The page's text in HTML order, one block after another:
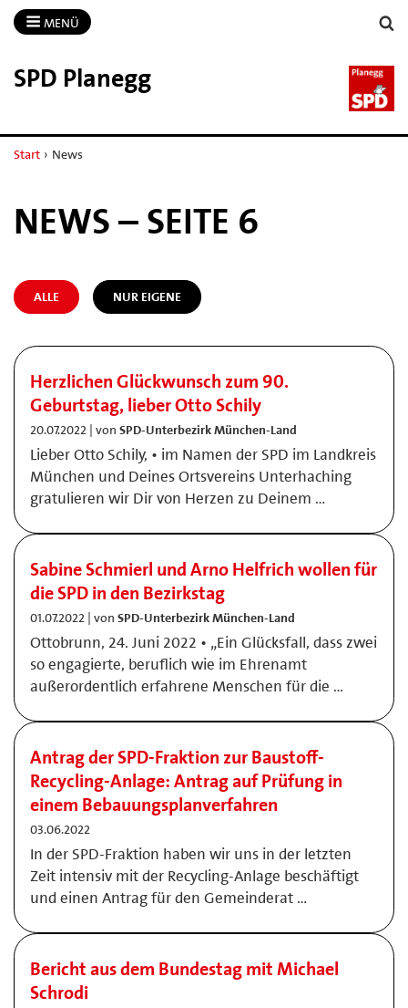
MENÜ
SPD Planegg
Start › News
NEWS – SEITE 6
ALLE NUR EIGENE
Herzlichen Glückwunsch zum 90.
Geburtstag, lieber Otto Schily
20.07.2022 | von SPD-Unterbezirk München-Land
Lieber Otto Schily, • im Namen der SPD im Landkreis
München und Deines Ortsvereins Unterhaching
gratulieren wir Dir von Herzen zu Deinem …
Sabine Schmierl und Arno Helfrich wollen für
die SPD in den Bezirkstag
01.07.2022 | von SPD-Unterbezirk München-Land
Ottobrunn, 24. Juni 2022 • „Ein Glücksfall, dass zwei
so engagierte, beruflich wie im Ehrenamt
außerordentlich erfahrene Menschen für die …
Antrag der SPD-Fraktion zur Baustoff-
Recycling-Anlage: Antrag auf Prüfung in
einem Bebauungsplanverfahren
03.06.2022
In der SPD-Fraktion haben wir uns in der letzten
Zeit intensiv mit der Recycling-Anlage beschäftigt
und einen Antrag für den Gemeinderat …
Bericht aus dem Bundestag mit Michael
Schrodi